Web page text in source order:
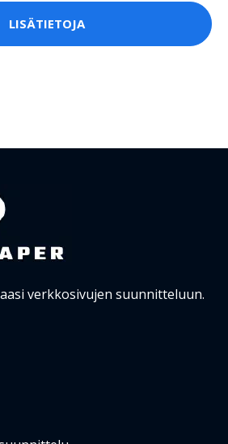
LISÄTIETOJA
verkkosivujen suunnitteluun.